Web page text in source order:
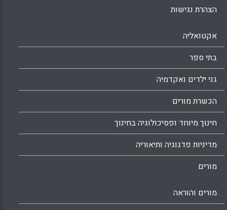
הצהרת נגישות
אקטואליה
בתי ספר
גני ילדים ואקדמיה
הכשרת מורים
חינוך מיוחד ופסיכולוגיה בחינוך
מדיניות פדגוגיה ותיאוריה
מורים
מורים והוראה